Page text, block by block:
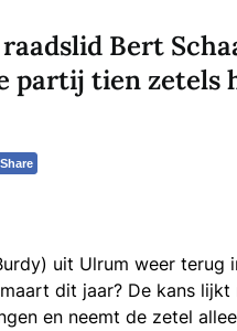
Bert
partij tien zetels
Share
uit Ulrum weer terug
dit jaar? De kans
en neemt de zetel